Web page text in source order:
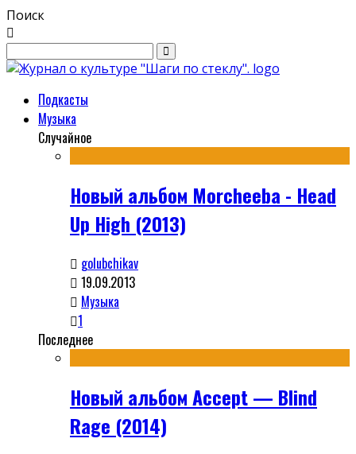
Поиск
Подкасты
Музыка
Случайное
Новый альбом Morcheeba - Head
Up High (2013)
golubchikav
19.09.2013
Музыка
1
Последнее
Новый альбом Accept — Blind
Rage (2014)